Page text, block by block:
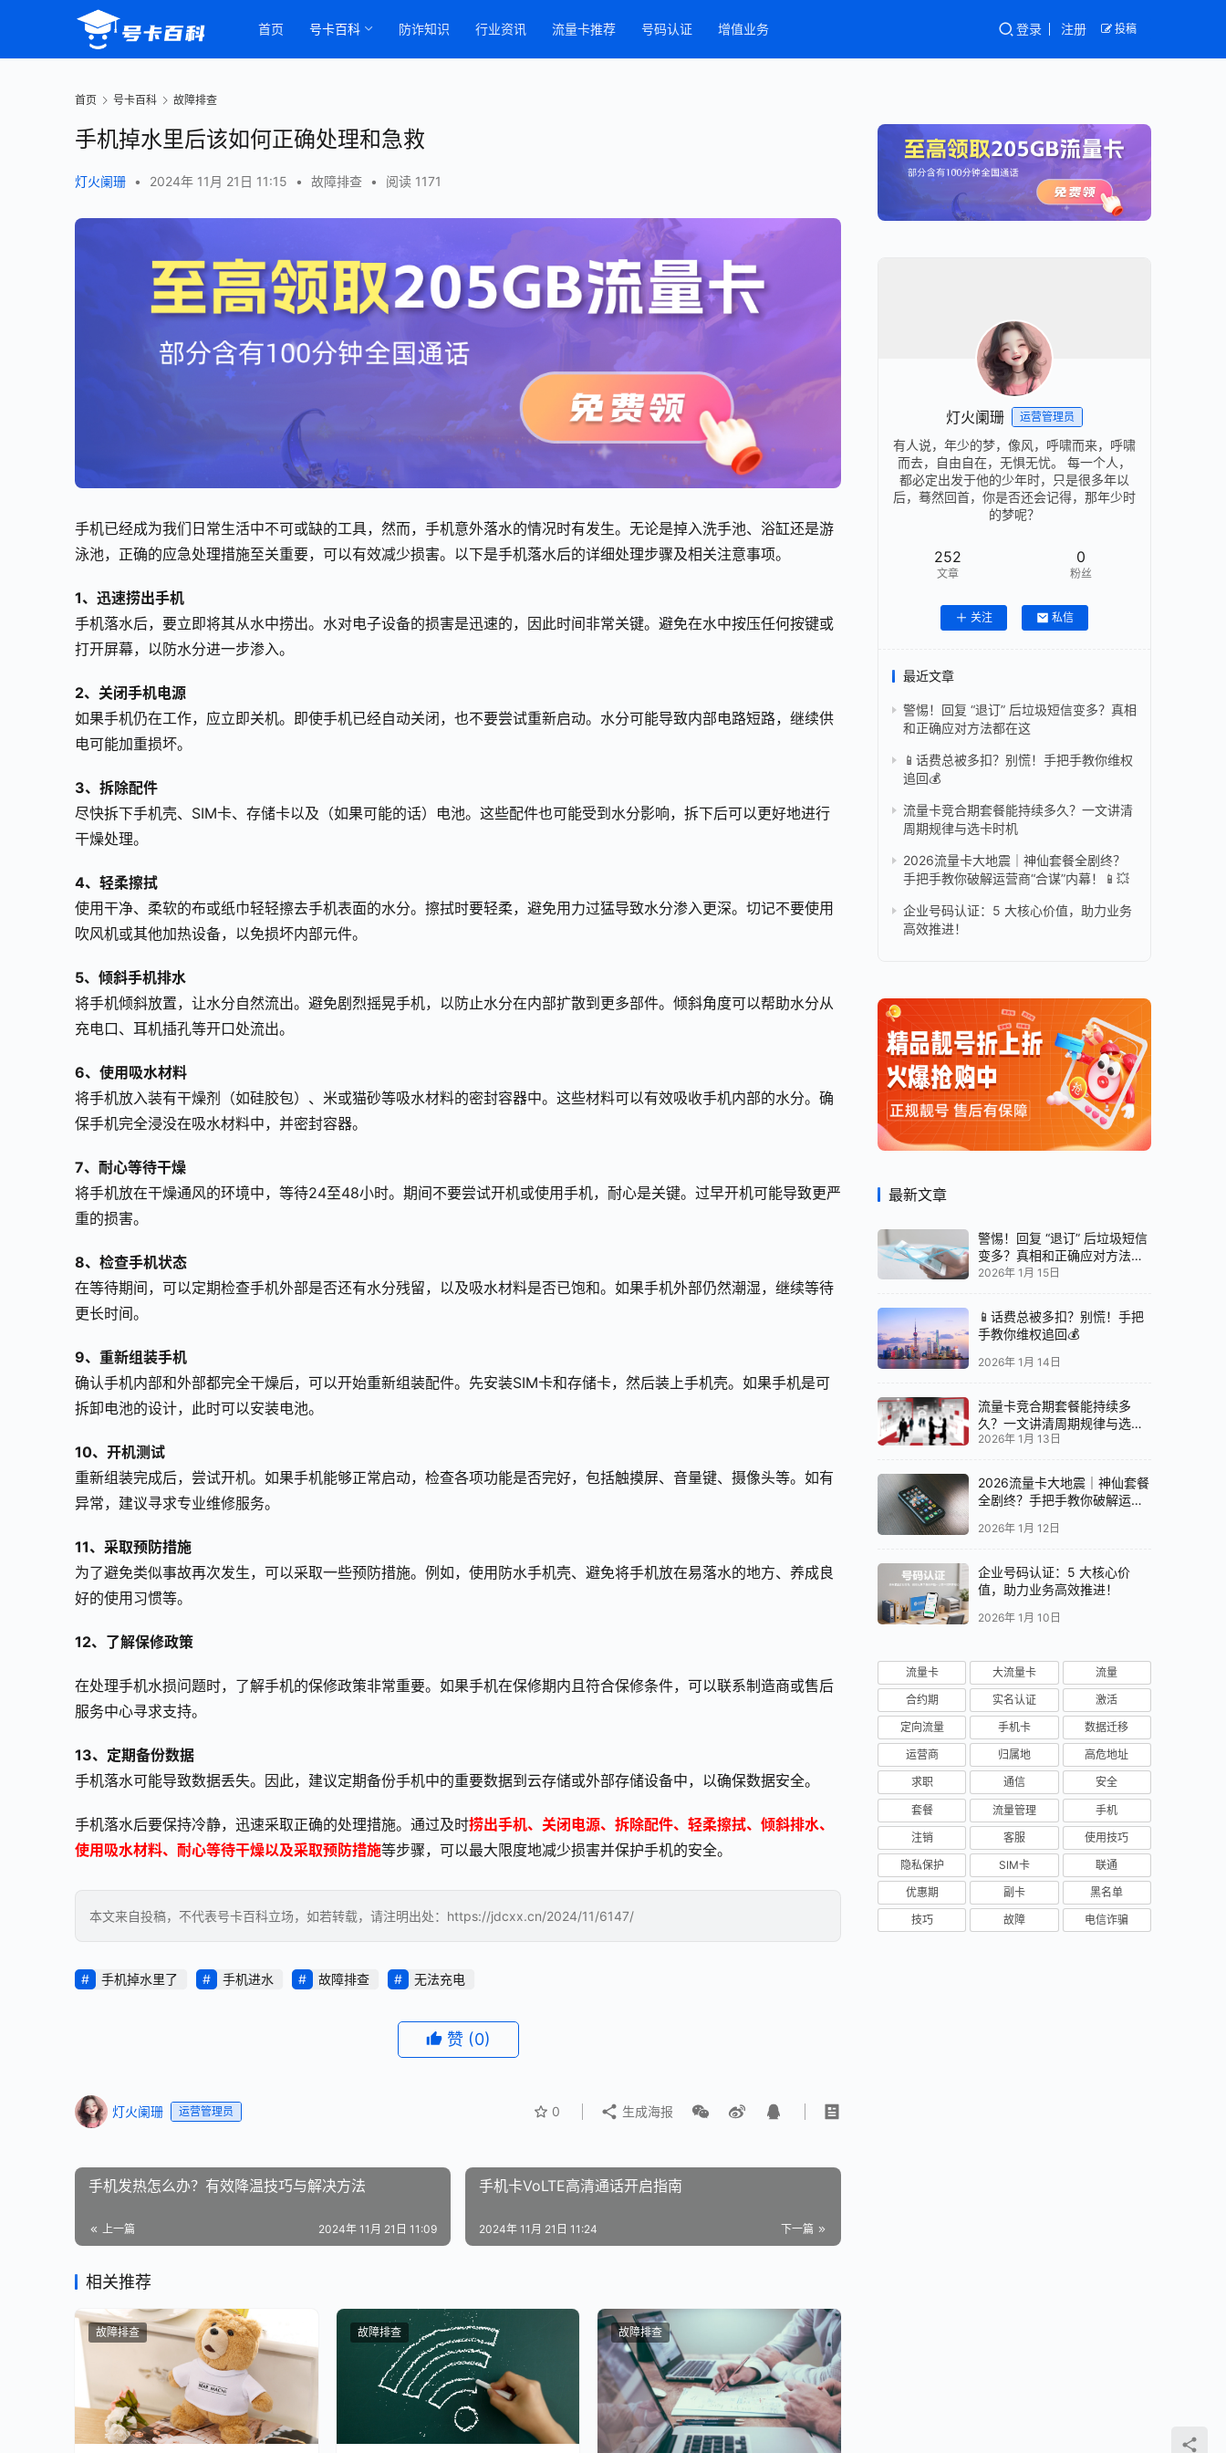
首页 号卡百科 防诈知识 行业资讯 流量卡推荐 号码认证 增值业务 登录 注册 投稿
首页 号卡百科 故障排查
手机掉水里后该如何正确处理和急救
灯火阑珊 • 2024年 11月 21日 11:15 • 故障排查 • 阅读 1171
手机已经成为我们日常生活中不可或缺的工具，然而，手机意外落水的情况时有发生。无论是掉入洗手池、浴缸还是游
泳池，正确的应急处理措施至关重要，可以有效减少损害。以下是手机落水后的详细处理步骤及相关注意事项。
1、迅速捞出手机
手机落水后，要立即将其从水中捞出。水对电子设备的损害是迅速的，因此时间非常关键。避免在水中按压任何按键或
打开屏幕，以防水分进一步渗入。
2、关闭手机电源
如果手机仍在工作，应立即关机。即使手机已经自动关闭，也不要尝试重新启动。水分可能导致内部电路短路，继续供
电可能加重损坏。
3、拆除配件
尽快拆下手机壳、SIM卡、存储卡以及（如果可能的话）电池。这些配件也可能受到水分影响，拆下后可以更好地进行
干燥处理。
4、轻柔擦拭
使用干净、柔软的布或纸巾轻轻擦去手机表面的水分。擦拭时要轻柔，避免用力过猛导致水分渗入更深。切记不要使用
吹风机或其他加热设备，以免损坏内部元件。
5、倾斜手机排水
将手机倾斜放置，让水分自然流出。避免剧烈摇晃手机，以防止水分在内部扩散到更多部件。倾斜角度可以帮助水分从
充电口、耳机插孔等开口处流出。
6、使用吸水材料
将手机放入装有干燥剂（如硅胶包）、米或猫砂等吸水材料的密封容器中。这些材料可以有效吸收手机内部的水分。确
保手机完全浸没在吸水材料中，并密封容器。
7、耐心等待干燥
将手机放在干燥通风的环境中，等待24至48小时。期间不要尝试开机或使用手机，耐心是关键。过早开机可能导致更严
重的损害。
8、检查手机状态
在等待期间，可以定期检查手机外部是否还有水分残留，以及吸水材料是否已饱和。如果手机外部仍然潮湿，继续等待
更长时间。
9、重新组装手机
确认手机内部和外部都完全干燥后，可以开始重新组装配件。先安装SIM卡和存储卡，然后装上手机壳。如果手机是可
拆卸电池的设计，此时可以安装电池。
10、开机测试
重新组装完成后，尝试开机。如果手机能够正常启动，检查各项功能是否完好，包括触摸屏、音量键、摄像头等。如有
异常，建议寻求专业维修服务。
11、采取预防措施
为了避免类似事故再次发生，可以采取一些预防措施。例如，使用防水手机壳、避免将手机放在易落水的地方、养成良
好的使用习惯等。
12、了解保修政策
在处理手机水损问题时，了解手机的保修政策非常重要。如果手机在保修期内且符合保修条件，可以联系制造商或售后
服务中心寻求支持。
13、定期备份数据
手机落水可能导致数据丢失。因此，建议定期备份手机中的重要数据到云存储或外部存储设备中，以确保数据安全。
手机落水后要保持冷静，迅速采取正确的处理措施。通过及时捞出手机、关闭电源、拆除配件、轻柔擦拭、倾斜排水、
使用吸水材料、耐心等待干燥以及采取预防措施等步骤，可以最大限度地减少损害并保护手机的安全。
本文来自投稿，不代表号卡百科立场，如若转载，请注明出处：https://jdcxx.cn/2024/11/6147/
手机掉水里了 手机进水 故障排查 无法充电
赞 (0)
灯火阑珊 运营管理员 0 生成海报
手机发热怎么办？有效降温技巧与解决方法
上一篇 2024年 11月 21日 11:09
手机卡VoLTE高清通话开启指南
下一篇
2024年 11月 21日 11:24
相关推荐
故障排查 故障排查 故障排查
灯火阑珊 运营管理员
有人说，年少的梦，像风，呼啸而来，呼啸
而去，自由自在，无惧无忧。 每一个人，
都必定出发于他的少年时，只是很多年以
后，蓦然回首，你是否还会记得，那年少时
的梦呢？
252
文章
0
粉丝
关注 私信
最近文章
警惕！回复 “退订” 后垃圾短信变多？真相
和正确应对方法都在这
📱话费总被多扣？别慌！手把手教你维权
追回💰
流量卡竞合期套餐能持续多久？一文讲清
周期规律与选卡时机
2026流量卡大地震｜神仙套餐全剧终？
手把手教你破解运营商“合谋”内幕！📱💥
企业号码认证：5 大核心价值，助力业务
高效推进！
最新文章
警惕！回复 “退订” 后垃圾短信
变多？真相和正确应对方法都
在这
2026年 1月 15日
📱话费总被多扣？别慌！手把
手教你维权追回💰
2026年 1月 14日
流量卡竞合期套餐能持续多
久？一文讲清周期规律与选卡
时机
2026年 1月 13日
2026流量卡大地震｜神仙套餐
全剧终？手把手教你破解运营
2026年 1月 12日
企业号码认证：5 大核心价
值，助力业务高效推进！
2026年 1月 10日
流量卡 大流量卡 流量
合约期 实名认证 激活
定向流量 手机卡 数据迁移
运营商 归属地 高危地址
求职 通信 安全
套餐 流量管理 手机
注销 客服 使用技巧
隐私保护 SIM卡 联通
优惠期 副卡 黑名单
技巧 故障 电信诈骗